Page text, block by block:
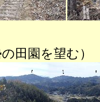
田園を望む）